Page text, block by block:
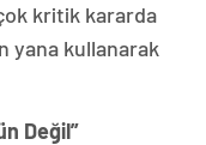
kritik kararda
yana kullanarak
Değil”